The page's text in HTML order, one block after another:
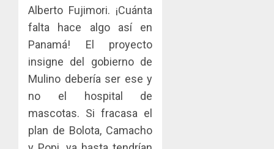
Alberto Fujimori. ¡Cuánta
falta hace algo así en
Panamá! El proyecto
insigne del gobierno de
Mulino debería ser ese y
no el hospital de
mascotas. Si fracasa el
plan de Bolota, Camacho